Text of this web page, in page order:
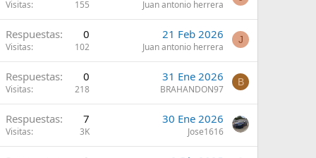
Visitas 155 Juan antonio herrera
Respuestas 0
Visitas 102
21 Feb 2026
Juan antonio herrera
J
Respuestas 0
Visitas 218
31 Ene 2026
BRAHANDON97
B
Respuestas 7
Visitas 3K
30 Ene 2026
Jose1616